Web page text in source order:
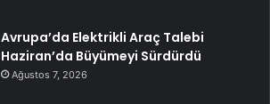
Avrupa’da Elektrikli Araç Talebi
Haziran’da Büyümeyi Sürdürdü
Ağustos 7, 2026